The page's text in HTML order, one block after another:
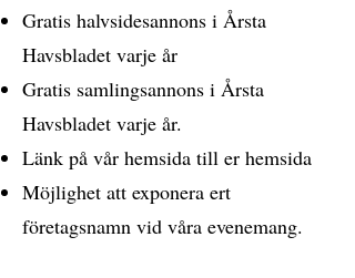
Gratis halvsidesannons i Årsta
Havsbladet varje år
Gratis samlingsannons i Årsta
Havsbladet varje år.
Länk på vår hemsida till er hemsida
Möjlighet att exponera ert
företagsnamn vid våra evenemang.